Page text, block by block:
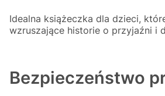
Idealna książeczka dla dzieci,
wzruszające historie o przyjaźni i
Bezpieczeństwo